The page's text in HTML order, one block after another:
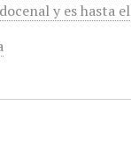
y es hasta